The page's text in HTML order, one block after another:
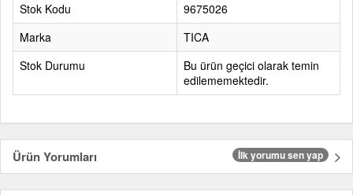
Stok Kodu
9675026
Marka
TICA
Stok Durumu
Bu ürün geçici olarak temin
edilememektedir.
Ürün Yorumları İlk yorumu sen yap